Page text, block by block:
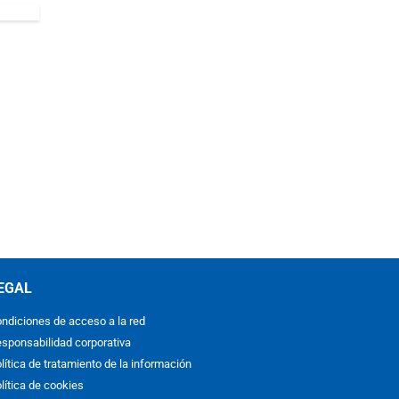
de acceso a la red
corporativa
de tratamiento de la información
de cookies